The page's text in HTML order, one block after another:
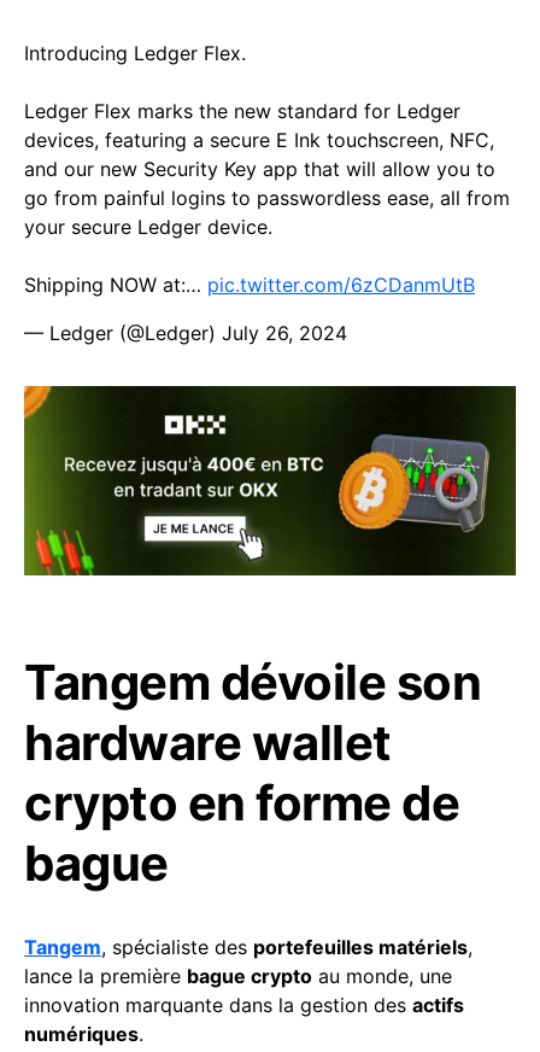
Introducing Ledger Flex.
Ledger Flex marks the new standard for Ledger
devices, featuring a secure E Ink touchscreen, NFC,
and our new Security Key app that will allow you to
go from painful logins to passwordless ease, all from
your secure Ledger device.
Shipping NOW at:… pic.twitter.com/6zCDanmUtB
— Ledger (@Ledger) July 26, 2024
Tangem dévoile son
hardware wallet
crypto en forme de
bague
Tangem, spécialiste des portefeuilles matériels,
lance la première bague crypto au monde, une
innovation marquante dans la gestion des actifs
numériques.